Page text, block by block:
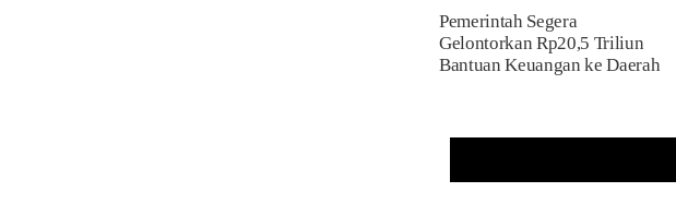
Pemerintah Segera
Gelontorkan Rp20,5 Triliun
Bantuan Keuangan ke Daerah